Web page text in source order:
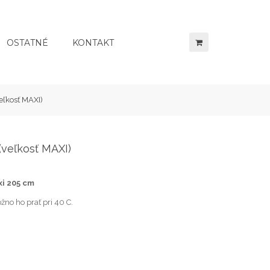
OSTATNÉ KONTAKT
MAXI)
MAXI)
205 cm
ho prať pri 40 C.